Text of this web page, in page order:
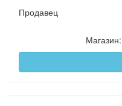
Продавец
Магазин: